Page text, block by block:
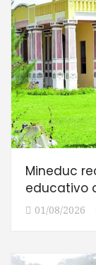
Mineduc
educativo
01/08/2026